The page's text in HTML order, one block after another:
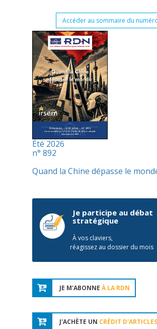
Accéder au sommaire du
Été 2026
n° 892
Quand la Chine dépasse le
Je participe au débat
stratégique
À vos claviers,
réagissez au dossier du mois
JE M'ABONNE À LA RDN
J'ACHÈTE UN CRÉDIT D'ARTICLES